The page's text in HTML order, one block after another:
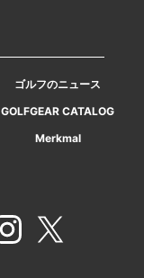
ゴルフのニュース
GOLFGEAR CATALOG
Merkmal